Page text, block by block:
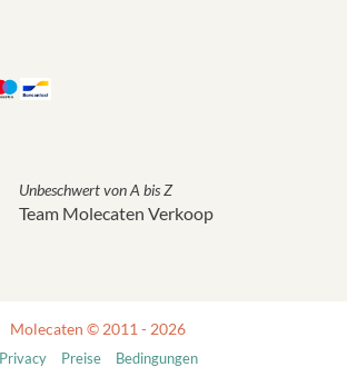
Unbeschwert von A bis Z
Team Molecaten Verkoop
Molecaten © 2011 - 2026
Privacy Preise Bedingungen